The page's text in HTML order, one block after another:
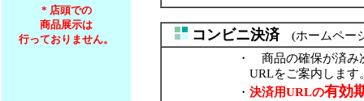
* 店頭での
商品展示は
行っておりません。
コンビニ決済(ホームページ
・ 商品の確保が済み
URLをご案内します
・ 決済用URLの有効